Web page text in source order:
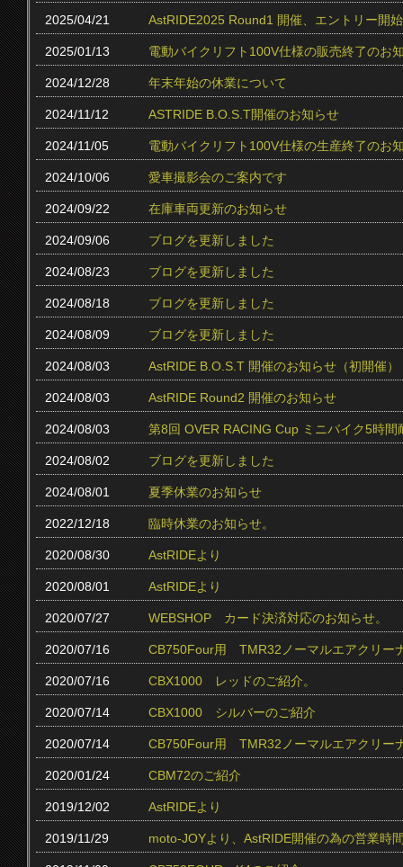
2025/04/21 AstRIDE2025 Round1 開催、エントリー開
2025/01/13 電動バイクリフト100V仕様の販売終了のお
2024/12/28 年末年始の休業について
2024/11/12 ASTRIDE B.O.S.T開催のお知らせ
2024/11/05 電動バイクリフト100V仕様の生産終了のお
2024/10/06 愛車撮影会のご案内です
2024/09/22 在庫車両更新のお知らせ
2024/09/06 ブログを更新しました
2024/08/23 ブログを更新しました
2024/08/18 ブログを更新しました
2024/08/09 ブログを更新しました
2024/08/03 AstRIDE B.O.S.T 開催のお知らせ（初開催）
2024/08/03 AstRIDE Round2 開催のお知らせ
2024/08/03 第8回 OVER RACING Cup ミニバイク5時
2024/08/02 ブログを更新しました
2024/08/01 夏季休業のお知らせ
2022/12/18 臨時休業のお知らせ。
2020/08/30 AstRIDEより
2020/08/01 AstRIDEより
2020/07/27 WEBSHOP カード決済対応のお知らせ。
2020/07/16 CB750Four用 TMR32ノーマルエアクリー
2020/07/16 CBX1000 レッドのご紹介。
2020/07/14 CBX1000 シルバーのご紹介
2020/07/14 CB750Four用 TMR32ノーマルエアクリー
2020/01/24 CBM72のご紹介
2019/12/02 AstRIDEより
2019/11/29 moto-JOYより、AstRIDE開催の為の営業時